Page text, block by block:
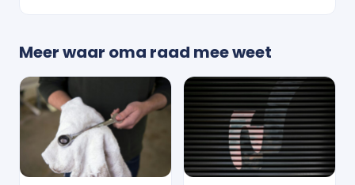
Meer waar oma raad mee weet